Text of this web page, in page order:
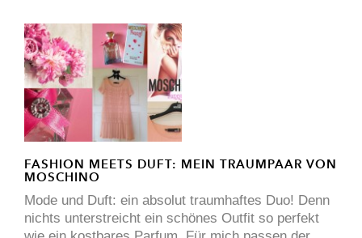
FASHION MEETS DUFT: MEIN TRAUMPAAR VON
MOSCHINO
Mode und Duft: ein absolut traumhaftes Duo! Denn
nichts unterstreicht ein schönes Outfit so perfekt